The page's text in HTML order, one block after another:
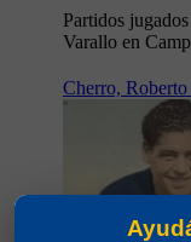
Partidos
Varallo en
Cherro,